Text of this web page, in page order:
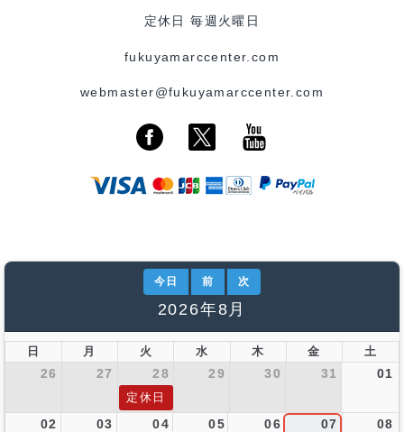
定休日 毎週火曜日
fukuyamarccenter.com
webmaster@fukuyamarccenter.com
今日 前 次
2026年8月
日 月 火 水 木 金 土
26 27 28 29 30 31 01
定休日
02 03 04 05 06 07 08